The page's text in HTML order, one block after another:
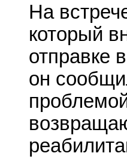
На
который
отправке
он